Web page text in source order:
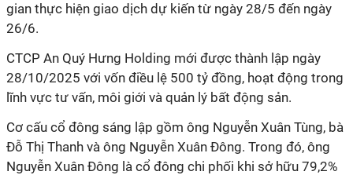
gian thực hiện giao dịch dự kiến từ ngày 28/5 đến ngày
26/6.
CTCP An Quý Hưng Holding mới được thành lập ngày
28/10/2025 với vốn điều lệ 500 tỷ đồng, hoạt động trong
lĩnh vực tư vấn, môi giới và quản lý bất động sản.
Cơ cấu cổ đông sáng lập gồm ông Nguyễn Xuân Tùng, bà
Đỗ Thị Thanh và ông Nguyễn Xuân Đông. Trong đó, ông
Nguyễn Xuân Đông là cổ đông chi phối khi sở hữu 79,2%